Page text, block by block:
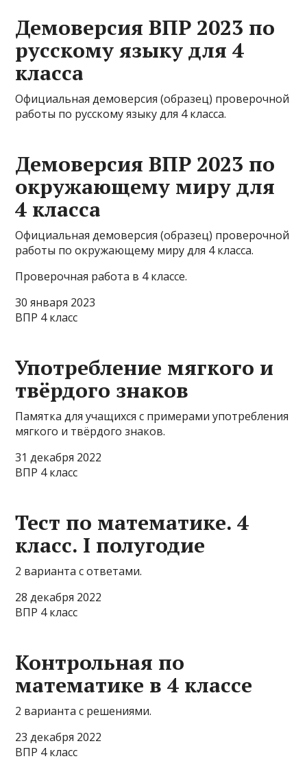
Демоверсия ВПР 2023 по
русскому языку для 4
класса
Официальная демоверсия (образец) проверочной
работы по русскому языку для 4 класса.
Демоверсия ВПР 2023 по
окружающему миру для
4 класса
Официальная демоверсия (образец) проверочной
работы по окружающему миру для 4 класса.
Проверочная работа в 4 классе.
30 января 2023
ВПР 4 класс
Употребление мягкого и
твёрдого знаков
Памятка для учащихся с примерами употребления
мягкого и твёрдого знаков.
31 декабря 2022
ВПР 4 класс
Тест по математике. 4
класс. I полугодие
2 варианта с ответами.
28 декабря 2022
ВПР 4 класс
Контрольная по
математике в 4 классе
2 варианта с решениями.
23 декабря 2022
ВПР 4 класс